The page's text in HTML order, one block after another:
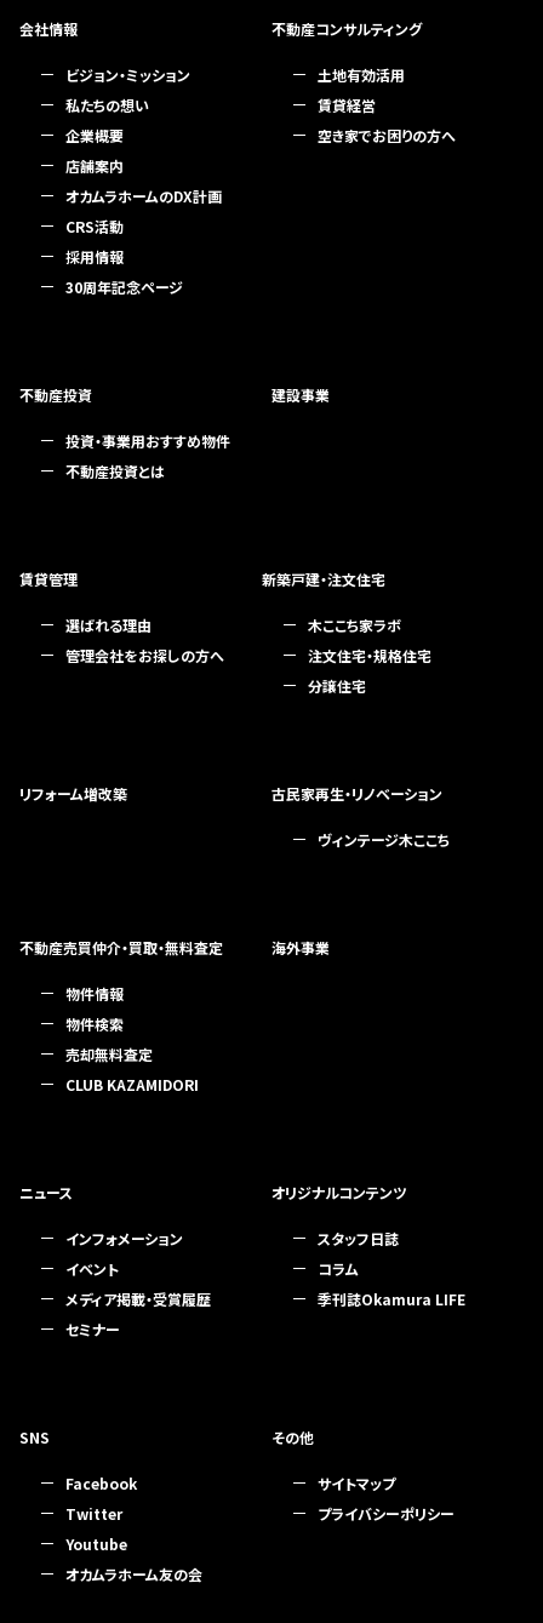
会社情報
ビジョン・ミッション
私たちの想い
企業概要
店舗案内
オカムラホームのDX計画
CRS活動
採用情報
30周年記念ページ
不動産コンサルティング
土地有効活用
賃貸経営
空き家でお困りの方へ
不動産投資
投資・事業用おすすめ物件
不動産投資とは
建設事業
賃貸管理
選ばれる理由
管理会社をお探しの方へ
新築戸建・注文住宅
木ここち家ラボ
注文住宅・規格住宅
分譲住宅
リフォーム増改築 古民家再生・リノベーション
ヴィンテージ木ここち
不動産売買仲介・買取・無料査定
物件情報
物件検索
売却無料査定
CLUB KAZAMIDORI
海外事業
ニュース
インフォメーション
イベント
メディア掲載・受賞履歴
セミナー
オリジナルコンテンツ
スタッフ日誌
コラム
季刊誌Okamura LIFE
SNS
Facebook
Twitter
Youtube
オカムラホーム友の会
その他
サイトマップ
プライバシーポリシー